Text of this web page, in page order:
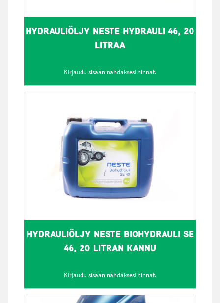
HYDRAULIÖLJY NESTE HYDRAULI 46, 20
LITRAA
Kirjaudu sisään nähdäksesi hinnat.
HYDRAULIÖLJY NESTE BIOHYDRAULI SE
46, 20 LITRAN KANNU
Kirjaudu sisään nähdäksesi hinnat.